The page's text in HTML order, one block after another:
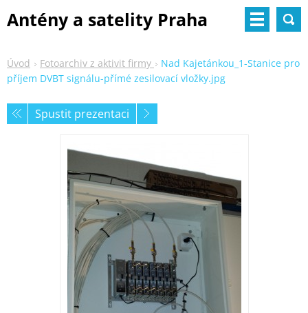
Antény a satelity Praha
Úvod Fotoarchiv z aktivit firmy
Nad Kajetánkou_1-Stanice pro
příjem DVBT signálu-přímé zesilovací vložky.jpg
Spustit prezentaci